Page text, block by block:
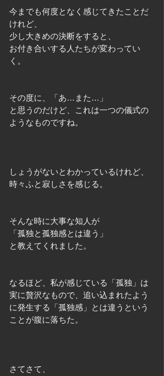
今までも何度となく感じてきたことだ
けれど、
少し大きめの決断をすると、
お付き合いする人たちが変わってい
く。
その度に、「あ…また…」
と思うのだけど、これは一つの儀式の
ようなものですね。
しょうがないとわかっているけれど、
時々ふと寂しさを感じる。
そんな時に大事な知人が
「孤独と孤独感とは違う」
と教えてくれました。
なるほど、私が感じている「孤独」は
実に贅沢なもので、追い込まれたよう
に発生する「孤独感」とは違うという
ことが腹に落ちた。
さてさて、